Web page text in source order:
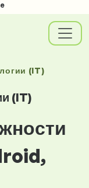
(IT)
(IT)